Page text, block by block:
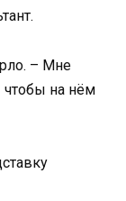
– Мне
чтобы на нём